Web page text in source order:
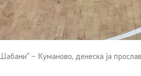
– Куманово, денеска ја